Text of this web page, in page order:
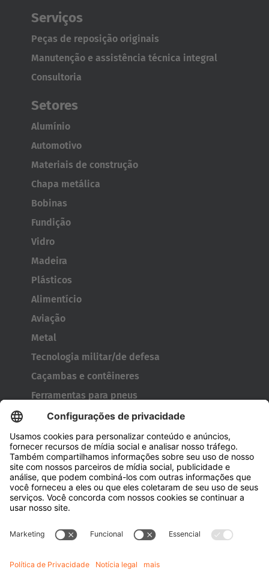
AMERICA
Brasil
Português
English
ASIA/PACIFIC
Australia
English
Japan
Japanese
Türkiye
Türkçe
Serviços
Peças de reposição originais
Manutenção e assistência técnica integral
Consultoria
Setores
Alumínio
Automotivo
Materiais de construção
Chapa metálica
Bobinas
Fundição
Vidro
Madeira
Plásticos
Alimentício
Aviação
Metal
Tecnologia militar/de defesa
Caçambas e contêineres
Ferramentas para pneus
Carretéis
Portas e janelas
Empresa
Sobre a Hubtex
Sustentabilidade
Pessoas de contato
Conhecimento